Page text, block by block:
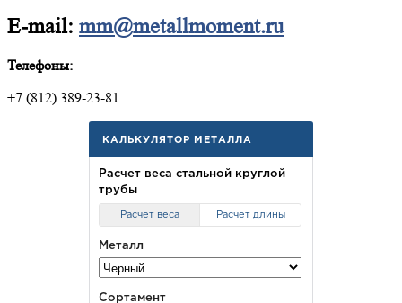
E-mail: mm@metallmoment.ru
Телефоны:
+7 (812) 389-23-81